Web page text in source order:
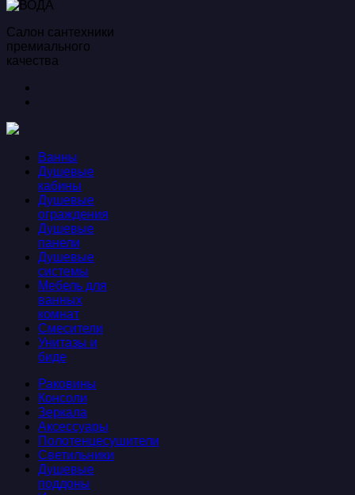
Салон сантехники
премиального
качества
Ванны
Душевые
кабины
Душевые
ограждения
Душевые
панели
Душевые
системы
Мебель для
ванных
комнат
Смесители
Унитазы и
биде
Раковины
Консоли
Зеркала
Аксессуары
Полотенцесушители
Светильники
Душевые
поддоны